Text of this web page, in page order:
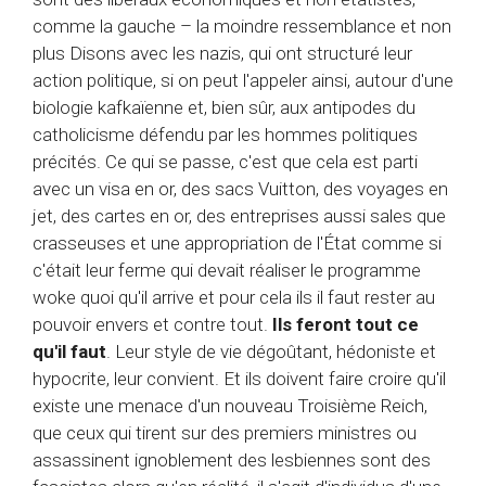
comme la gauche – la moindre ressemblance et non
plus Disons avec les nazis, qui ont structuré leur
action politique, si on peut l'appeler ainsi, autour d'une
biologie kafkaïenne et, bien sûr, aux antipodes du
catholicisme défendu par les hommes politiques
précités. Ce qui se passe, c'est que cela est parti
avec un visa en or, des sacs Vuitton, des voyages en
jet, des cartes en or, des entreprises aussi sales que
crasseuses et une appropriation de l'État comme si
c'était leur ferme qui devait réaliser le programme
woke quoi qu'il arrive et pour cela ils il faut rester au
pouvoir envers et contre tout. Ils feront tout ce
qu'il faut . Leur style de vie dégoûtant, hédoniste et
hypocrite, leur convient. Et ils doivent faire croire qu'il
existe une menace d'un nouveau Troisième Reich,
que ceux qui tirent sur des premiers ministres ou
assassinent ignoblement des lesbiennes sont des